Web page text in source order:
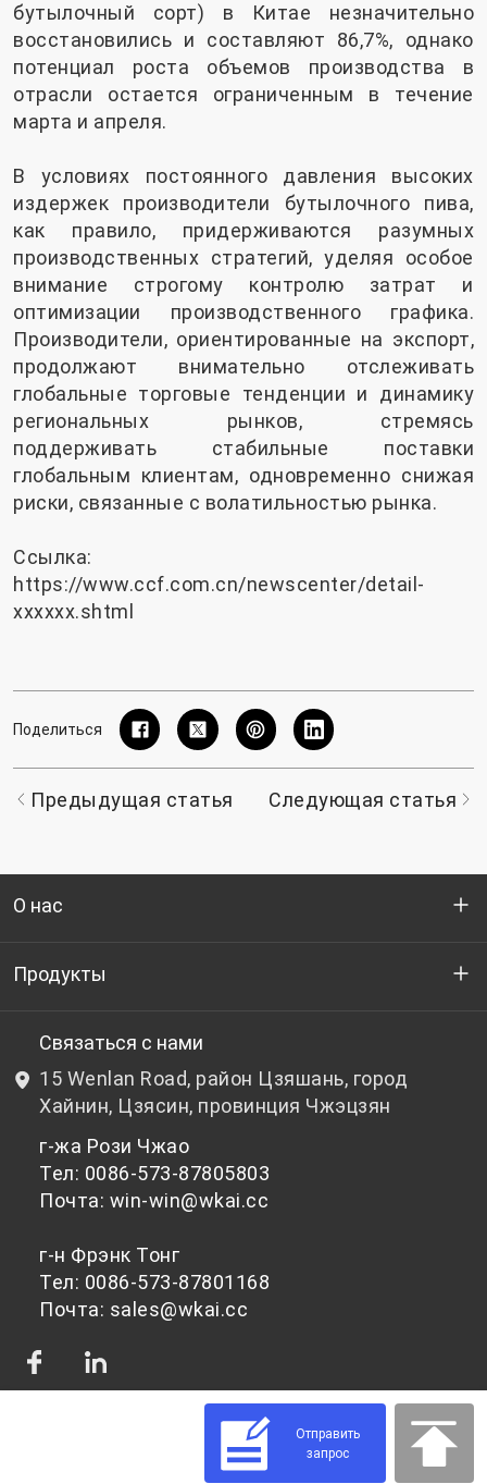
бутылочный сорт) в Китае незначительно
восстановились и составляют 86,7%, однако
потенциал роста объемов производства в
отрасли остается ограниченным в течение
марта и апреля.
В условиях постоянного давления высоких
издержек производители бутылочного пива,
как правило, придерживаются разумных
производственных стратегий, уделяя особое
внимание строгому контролю затрат и
оптимизации производственного графика.
Производители, ориентированные на экспорт,
продолжают внимательно отслеживать
глобальные торговые тенденции и динамику
региональных рынков, стремясь
поддерживать стабильные поставки
глобальным клиентам, одновременно снижая
риски, связанные с волатильностью рынка.
Ссылка:
https://www.ccf.com.cn/newscenter/detail-
xxxxxx.shtml
Поделиться
Предыдущая статья Следующая статья
О нас
Кто мы
НИОКР
Новости и события
политика конфиденциальности
Продукты
Бутылочный ПЭТ-гранулят
Небутылочный ПЭТ-гранулят
Связаться с нами
15 Wenlan Road, район Цзяшань, город
Хайнин, Цзясин, провинция Чжэцзян
г-жа Рози Чжао
Тел: 0086-573-87805803
Почта: win-win@wkai.cc
г-н Фрэнк Тонг
Тел: 0086-573-87801168
Почта: sales@wkai.cc
© 2026 Сырье для ПЭТ-чипсов для различного применения | WKAI -
Поставщик высококачественного ПЭТ-пластика Powered by Shopastro
Отправить
запрос